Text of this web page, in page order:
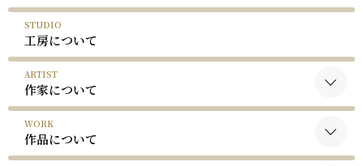
STUDIO
工房について
ARTIST
作家について
黒木国昭について
谷口榮について
WORK
作品について